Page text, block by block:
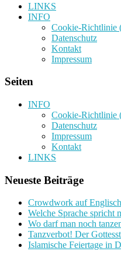
LINKS
INFO
Cookie-Richtlinie
Datenschutz
Kontakt
Impressum
Seiten
INFO
Cookie-Richtlinie
Datenschutz
Impressum
Kontakt
LINKS
Neueste Beiträge
Crowdwork auf Englisch
Welche Sprache spricht
Wo darf man noch
Tanzverbot! Der
Islamische Feiertage in